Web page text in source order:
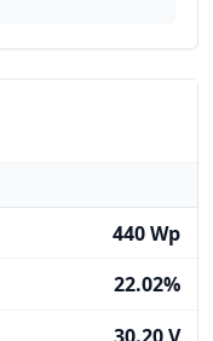
440 Wp
22.02%